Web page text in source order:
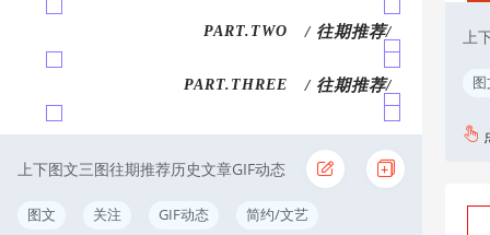
PART.TWO / 往期推荐/
PART.THREE / 往期推荐/
上下图文三图往期推荐历史文章GIF动态
图文 关注 GIF动态 简约/文艺
上